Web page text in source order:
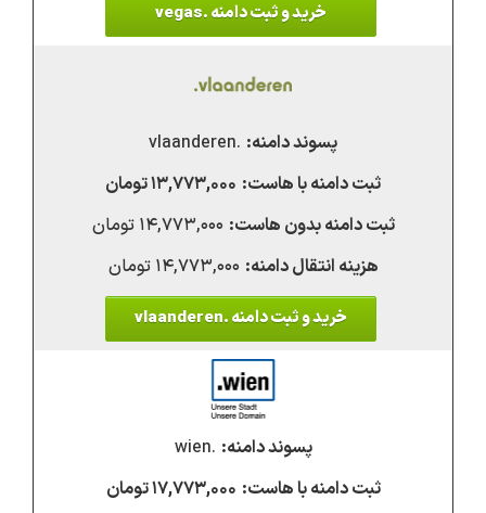
خرید و ثبت دامنه .vegas
.vlaanderen
۱۳,۷۷۳,۰۰۰ تومان
۱۴,۷۷۳,۰۰۰ تومان
۱۴,۷۷۳,۰۰۰ تومان
خرید و ثبت دامنه .vlaanderen
.wien
۱۷,۷۷۳,۰۰۰ تومان